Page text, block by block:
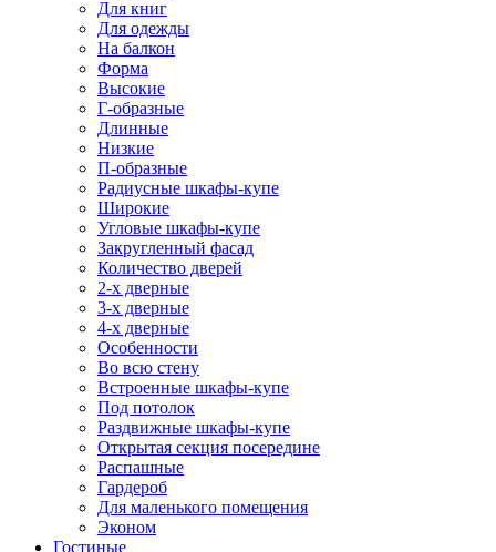
Для книг
Для одежды
На балкон
Форма
Высокие
Г-образные
Длинные
Низкие
П-образные
Радиусные шкафы-купе
Широкие
Угловые шкафы-купе
Закругленный фасад
Количество дверей
2-х дверные
3-х дверные
4-х дверные
Особенности
Во всю стену
Встроенные шкафы-купе
Под потолок
Раздвижные шкафы-купе
Открытая секция посередине
Распашные
Гардероб
Для маленького помещения
Эконом
Гостиные